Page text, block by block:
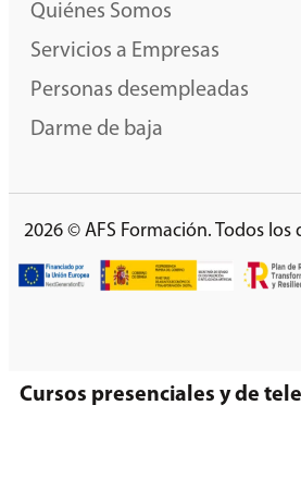
Quiénes Somos
Servicios a Empresas
Personas desempleadas
Darme de baja
2026 © AFS Formación. Todos los
Cursos presenciales y de